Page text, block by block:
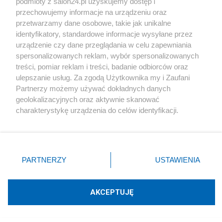
Redakcja
#PiS
PiS odkrywa karty. Demografia,
Redakcja 198
Rozłam, który może zamienić się w sojusz. Terlecki
przechowujemy informacje na urządzeniu oraz
przetwarzamy dane osobowe, takie jak unikalne
identyfikatory, standardowe informacje wysyłane przez
urządzenie czy dane przeglądania w celu zapewniania
spersonalizowanych reklam, wybór spersonalizowanych
treści, pomiar reklam i treści, badanie odbiorców oraz
ulepszanie usług. Za zgodą Użytkownika my i Zaufani
Partnerzy możemy używać dokładnych danych
geolokalizacyjnych oraz aktywnie skanować
charakterystykę urządzenia do celów identyfikacji.
zmienić/wycofać klikając przycisk ustawień prywatności
znajdujący się w lewym dolnym rogu strony
rodzaje przetwarzania danych nie wymagają zgody
użytkownika, ale masz prawo sprzeciwić się takiemu
PARTNERZY USTAWIENIA
AKCEPTUJĘ